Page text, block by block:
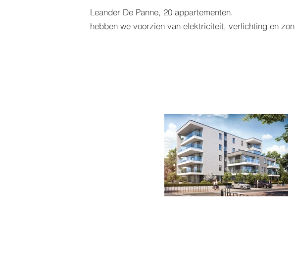
Leander De Panne, 20 appartementen.
hebben we voorzien van elektriciteit, verlichting en